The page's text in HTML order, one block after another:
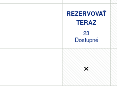
REZERVOVAŤ
TERAZ
23
Dostupné
×